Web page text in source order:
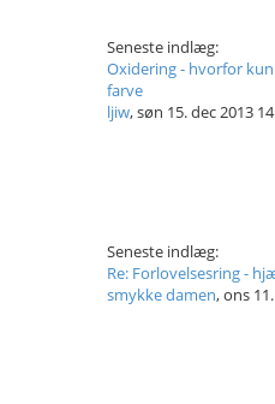
Seneste indlæg:
Oxidering - hvorfor
farve
ljiw,søn 15. dec 2013
Seneste indlæg:
Re: Forlovelsesring -
smykke damen,ons